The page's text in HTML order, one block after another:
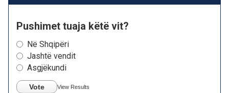
Pushimet tuaja këtë vit?
Në Shqipëri
Jashtë vendit
Asgjëkundi
Vote View Results